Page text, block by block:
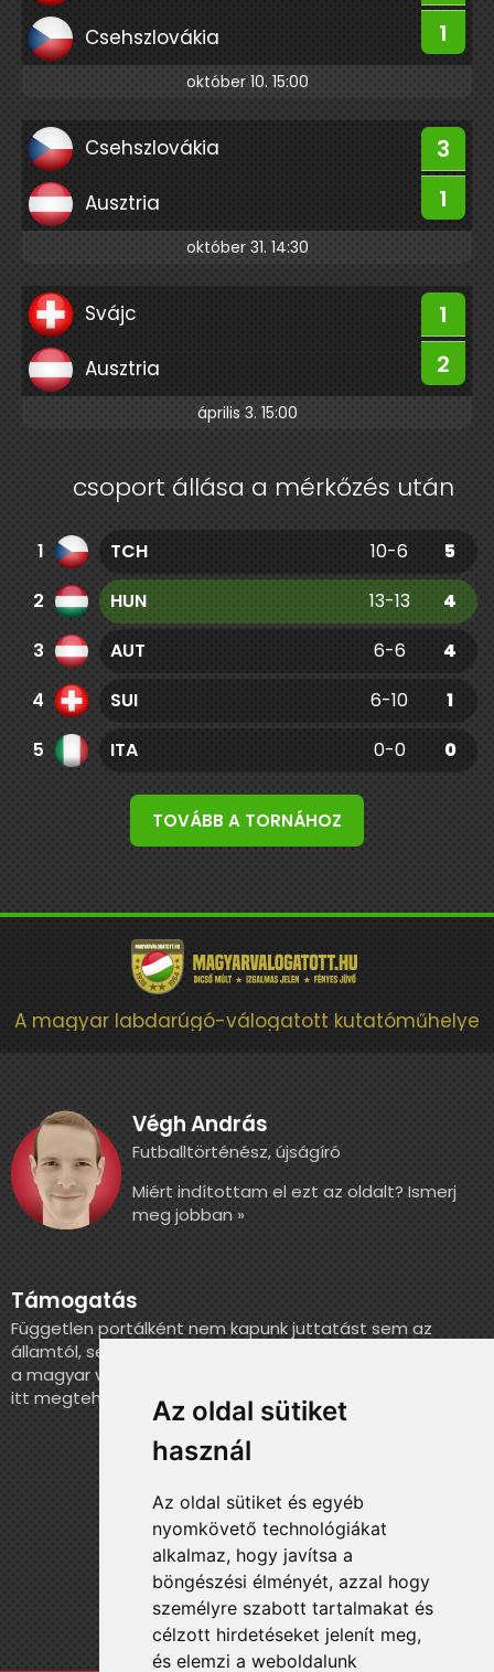
Az oldal sütiket
használ
Az oldal sütiket és egyéb
nyomkövető technológiákat
alkalmaz, hogy javítsa a
böngészési élményét, azzal hogy
személyre szabott tartalmakat és
célzott hirdetéseket jelenít meg,
és elemzi a weboldalunk
Csehszlovákia 1
október 10. 15:00
Csehszlovákia 3
Ausztria 1
október 31. 14:30
Svájc 1
Ausztria 2
április 3. 15:00
csoport állása a mérkőzés után
1 TCH 10-6
5
2
HUN 13-13
4
3
AUT 6-6
4
4
SUI 6-10
1
5
ITA 0-0 0
TOVÁBB A TORNÁHOZ
A magyar labdarúgó-válogatott kutatóműhelye
Végh András
Futballtörténész, újságíró
Miért indítottam el ezt az oldalt? Ismerj
meg jobban »
Támogatás
Független portálként nem kapunk juttatást sem az
államtól, sem más szervezettől. Ha szeretnél segíteni
a magyar válogatott történelmének feldolgozásában,
itt megteheted.